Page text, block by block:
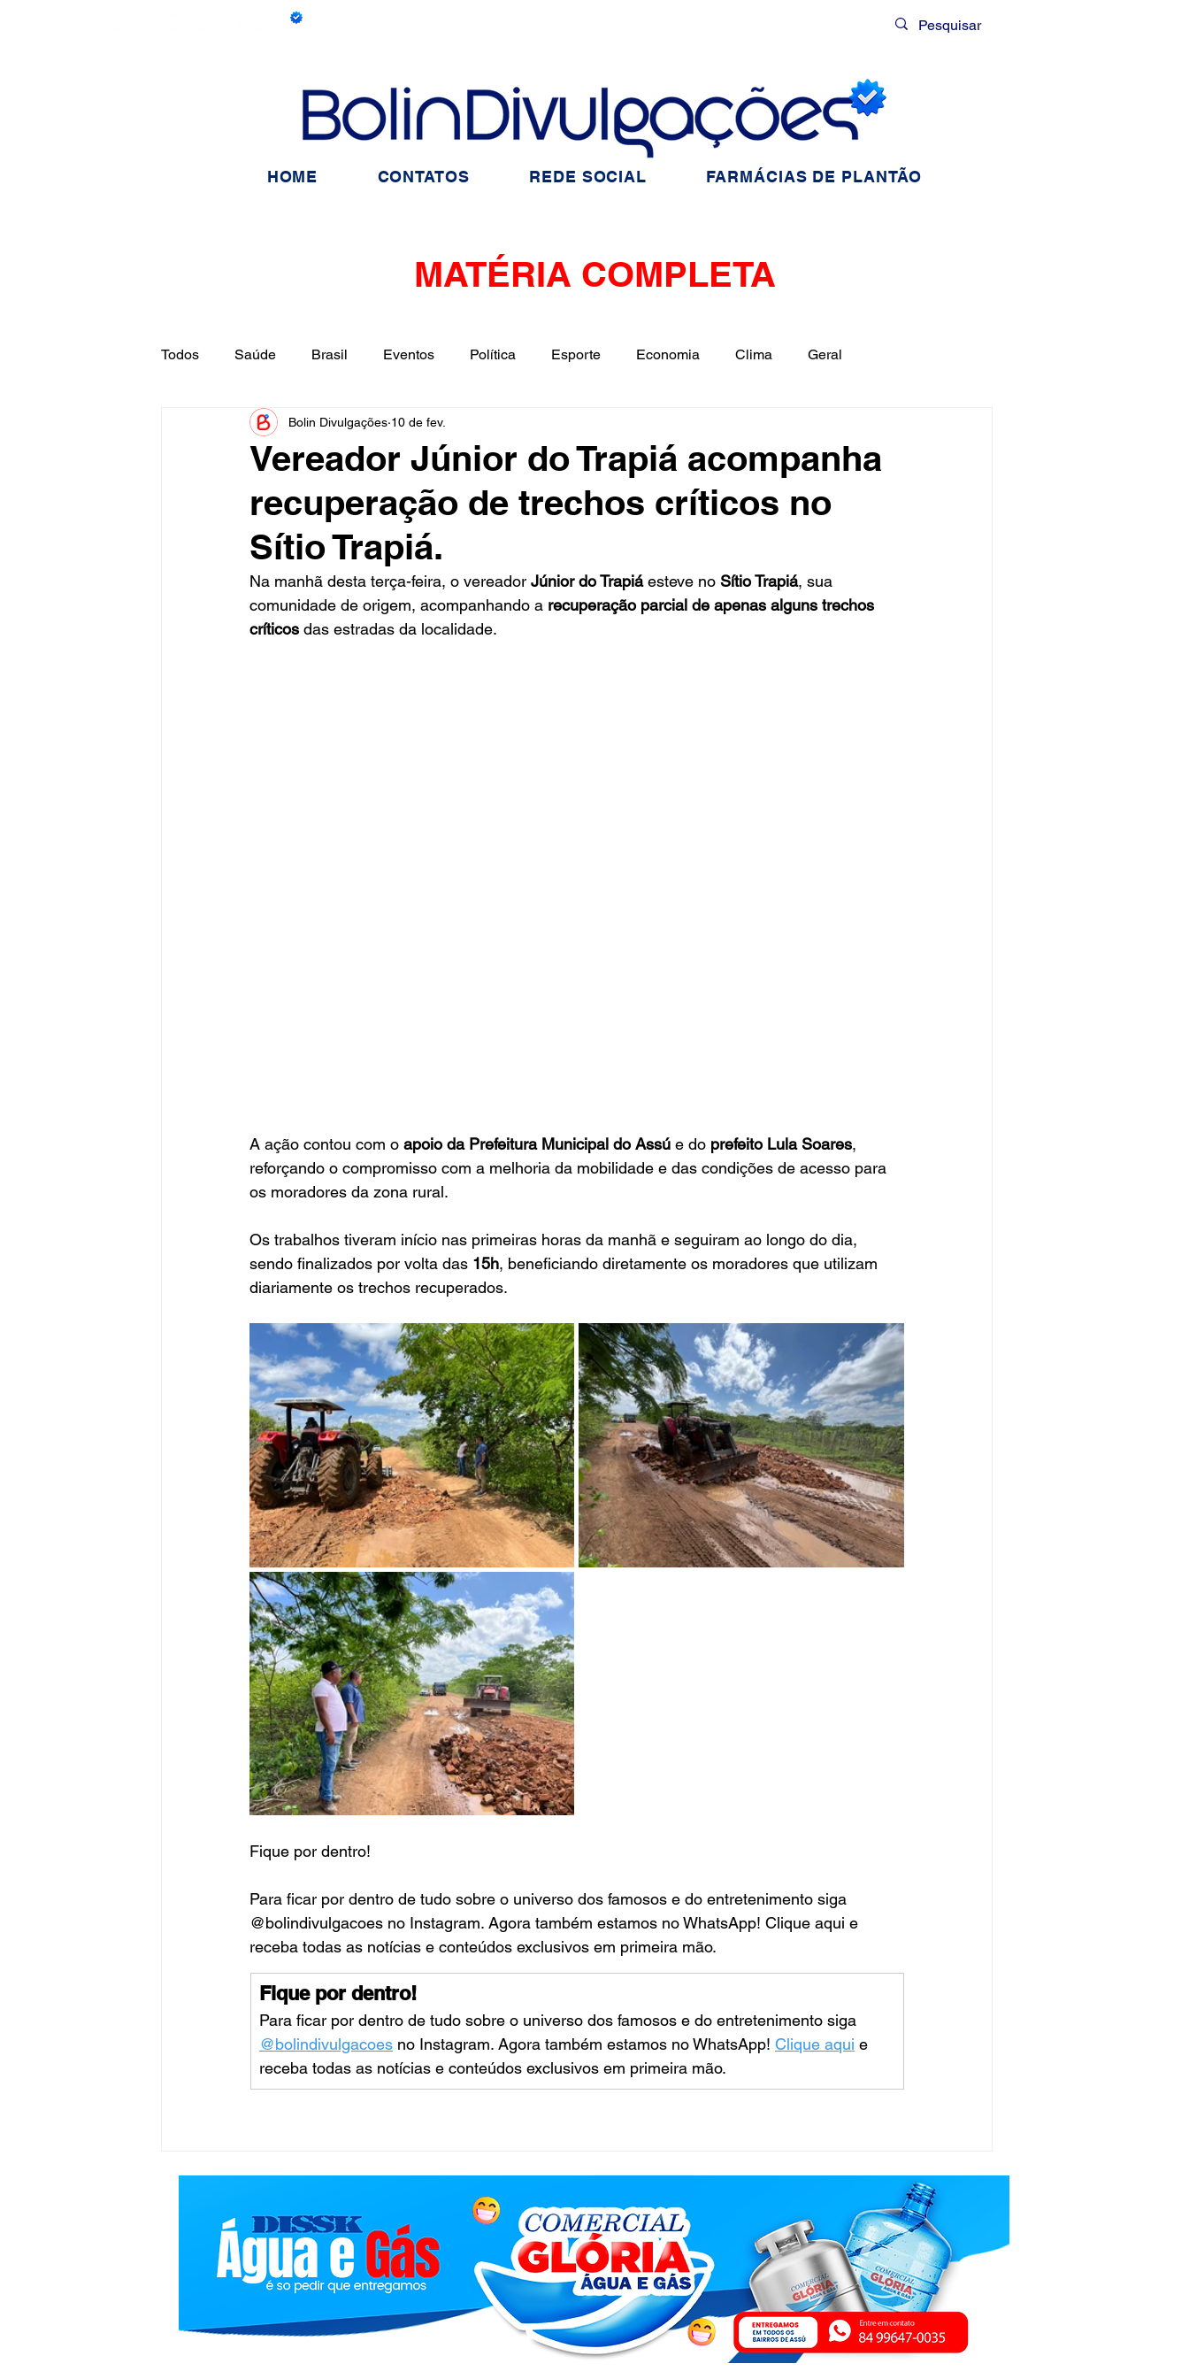
MATÉRIA COMPLETA
Todos Saúde Brasil Eventos Política Esporte Economia Clima Geral
Informe Publicitário Judiciário
Acidente Tecnologia Educação Influencer Luto Artista Seleção Brasileira
Nota de Esclarecimento
Vereador Júnior do Trapiá acompanha
recuperação de trechos críticos no
Sítio Trapiá.
Bolin Divulgações 10 de fev.
Na manhã desta terça-feira, o vereador Júnior do Trapiá esteve no Sítio Trapiá, sua
comunidade de origem, acompanhando a recuperação parcial de apenas alguns trechos
críticos das estradas da localidade.
A ação contou com o apoio da Prefeitura Municipal do Assú e do prefeito Lula Soares,
reforçando o compromisso com a melhoria da mobilidade e das condições de acesso para
os moradores da zona rural.
Os trabalhos tiveram início nas primeiras horas da manhã e seguiram ao longo do dia,
sendo finalizados por volta das 15h, beneficiando diretamente os moradores que utilizam
diariamente os trechos recuperados.
Fique por dentro!
Para ficar por dentro de tudo sobre o universo dos famosos e do entretenimento siga
@bolindivulgacoes no Instagram. Agora também estamos no WhatsApp! Clique aqui e
receba todas as notícias e conteúdos exclusivos em primeira mão.
Fique por dentro!
Para ficar por dentro de tudo sobre o universo dos famosos e do entretenimento siga
@bolindivulgacoes no Instagram. Agora também estamos no WhatsApp! Clique aqui e
receba todas as notícias e conteúdos exclusivos em primeira mão.
HOME CONTATOS REDE SOCIAL FARMÁCIAS DE PLANTÃO